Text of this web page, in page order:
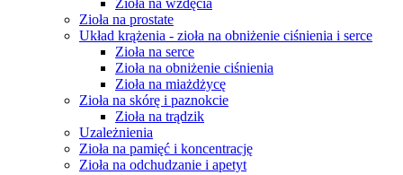
Zioła na wzdęcia
Zioła na prostate
Układ krążenia - zioła na obniżenie ciśnienia i serce
Zioła na serce
Zioła na obniżenie ciśnienia
Zioła na miażdżycę
Zioła na skórę i paznokcie
Zioła na trądzik
Uzależnienia
Zioła na pamięć i koncentrację
Zioła na odchudzanie i apetyt